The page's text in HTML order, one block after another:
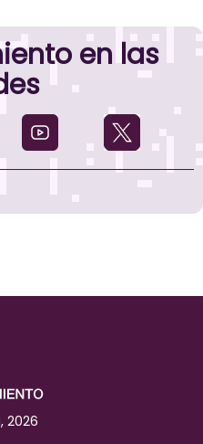
en las
2026